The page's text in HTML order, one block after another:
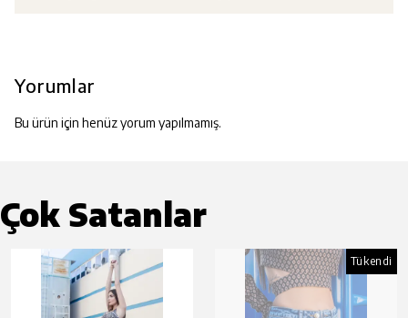
Yorumlar
Bu ürün için henüz yorum yapılmamış.
Çok Satanlar
Tükendi